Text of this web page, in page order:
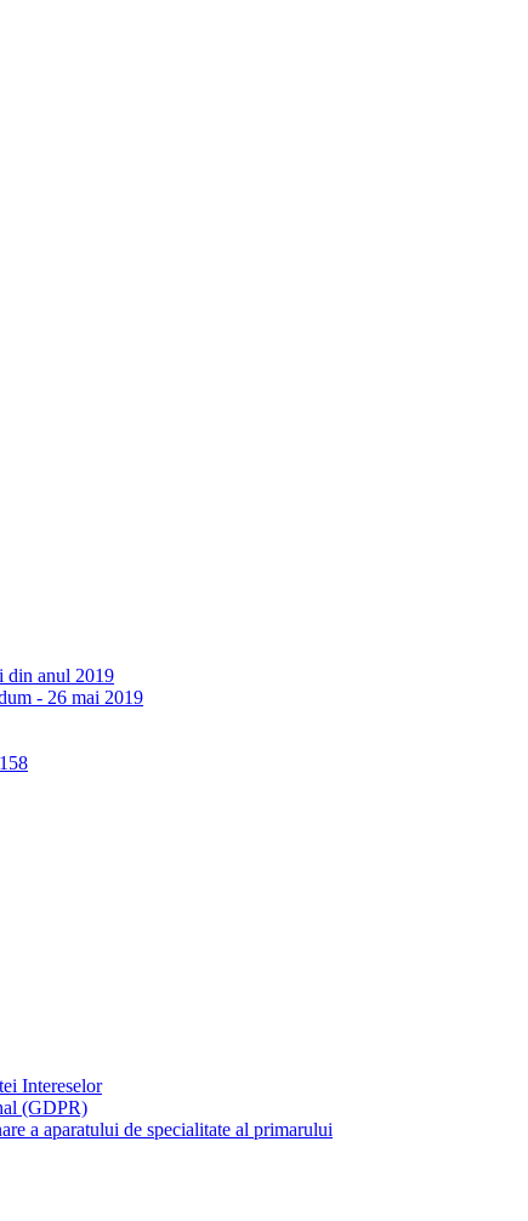
din anul 2019
- 26 mai 2019
Intereselor
(GDPR)
a aparatului de specialitate al primarului